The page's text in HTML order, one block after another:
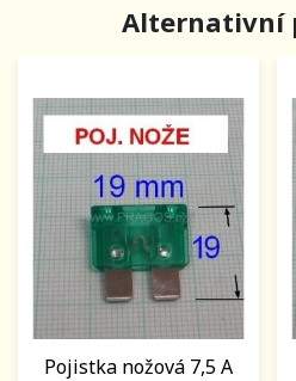
Alternativní
Pojistka nožová 7,5 A